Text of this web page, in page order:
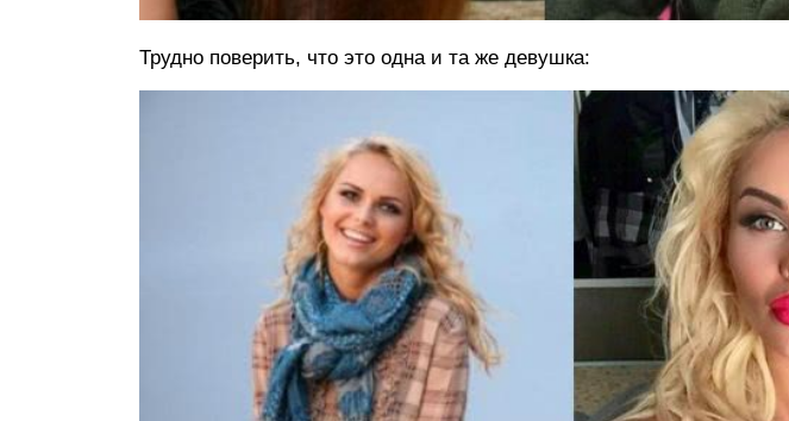
Трудно поверить, что это одна и та же девушка: